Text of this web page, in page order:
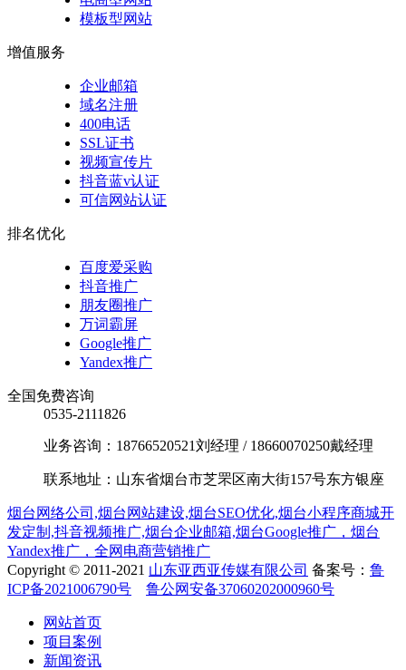
模板型网站
增值服务
企业邮箱
域名注册
400电话
SSL证书
视频宣传片
抖音蓝v认证
可信网站认证
排名优化
百度爱采购
抖音推广
朋友圈推广
万词霸屏
Google推广
Yandex推广
全国免费咨询
0535-2111826
业务咨询：18766520521刘经理 / 18660070250戴经理
联系地址：山东省烟台市芝罘区南大街157号东方银座
烟台网络公司,烟台网站建设,烟台SEO优化,烟台小程序商城开
发定制,抖音视频推广,烟台企业邮箱,烟台Google推广，烟台
Yandex推广，全网电商营销推广
Copyright © 2011-2021 山东亚西亚传媒有限公司 备案号： 鲁
ICP备2021006790号
鲁公网安备37060202000960号
网站首页
项目案例
新闻资讯